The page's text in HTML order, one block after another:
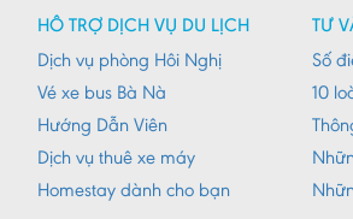
HỖ TRỢ DỊCH VỤ DU LỊCH
Dịch vụ phòng Hôi Nghị
Vé xe bus Bà Nà
Hướng Dẫn Viên
Dịch vụ thuê xe máy
Homestay dành cho bạn
TƯ